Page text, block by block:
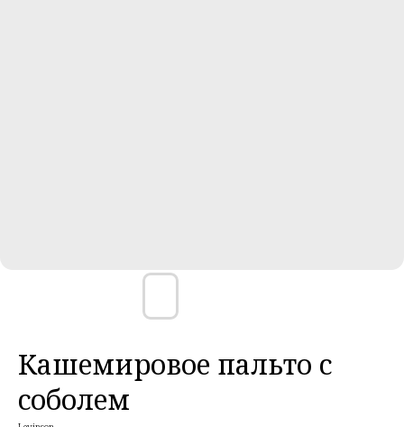
Кашемировое пальто с
соболем